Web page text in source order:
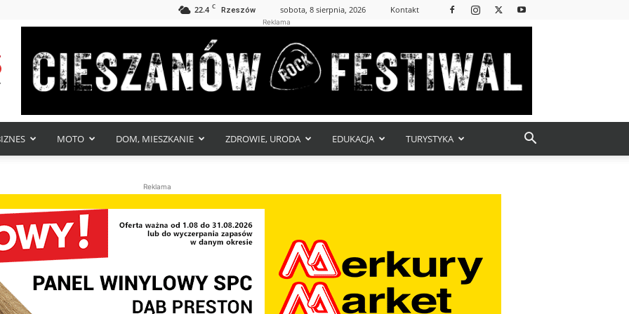
22.4 C Rzeszów sobota, 8 sierpnia, 2026 Kontakt
Reklama
MOTO DOM, MIESZKANIE ZDROWIE, URODA EDUKACJA TURYSTYKA
Reklama